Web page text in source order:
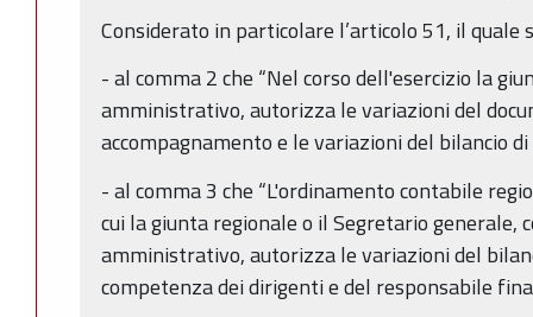
Considerato in particolare l’articolo 51, il quale
- al comma 2 che “Nel corso dell'esercizio la
amministrativo, autorizza le variazioni del
accompagnamento e le variazioni del bilancio
- al comma 3 che “L'ordinamento contabile
cui la giunta regionale o il Segretario generale,
amministrativo, autorizza le variazioni del
competenza dei dirigenti e del responsabile